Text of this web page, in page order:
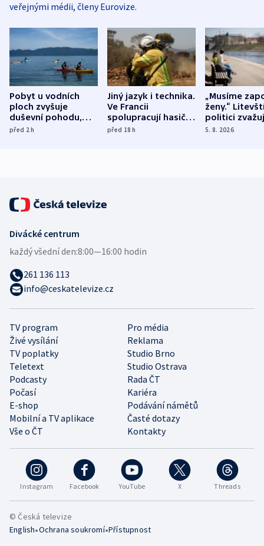
veřejnými médii, členy Eurovize.
Pobyt u vodních
ploch zvyšuje
duševní pohodu,
ukázala
před 2h
Jiný jazyk i technika.
Ve Francii
spolupracují hasiči z
různých zemí
před 18h
„Musíme
ženy.“
politici
dohodu o
5. 8. 2026
Instagram Facebook YouTube X Threads
TV program
Pro média
Živé vysílání
Reklama
TV poplatky
Studio Brno
Teletext
Studio Ostrava
Podcasty
Rada ČT
Počasí
Kariéra
E-shop
Podávání námětů
Mobilní a TV aplikace
Časté dotazy
Vše o ČT
Kontakty
Divácké centrum
každý všední den:8:00—16:00 hodin
261 136 113
info@ceskatelevize.cz
© Česká televize
English•Ochrana soukromí•Přístupnost